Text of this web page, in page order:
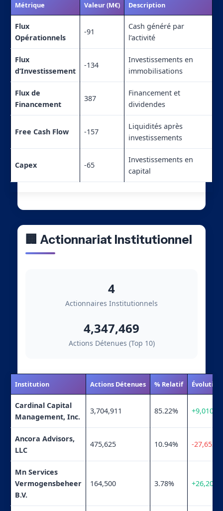
Métrique Valeur (M€) Description
Flux
Opérationnels
-91
Cash généré par
l’activité
Flux
d’Investissement
-134
Investissements en
immobilisations
Flux de
Financement
387
Financement et
dividendes
Free Cash Flow -157
Liquidités après
investissements
Capex -65
Investissements en
capital
🏢 Actionnariat Institutionnel
4
Actionnaires Institutionnels
4,347,469
Actions Détenues (Top 10)
Institution Actions Détenues % Relatif Évolution
Cardinal Capital
Management, Inc.
3,704,911 85.22% +9,010
Ancora Advisors,
LLC
475,625 10.94% -27,652
Mn Services
Vermogensbeheer
B.V.
164,500 3.78% +26,200